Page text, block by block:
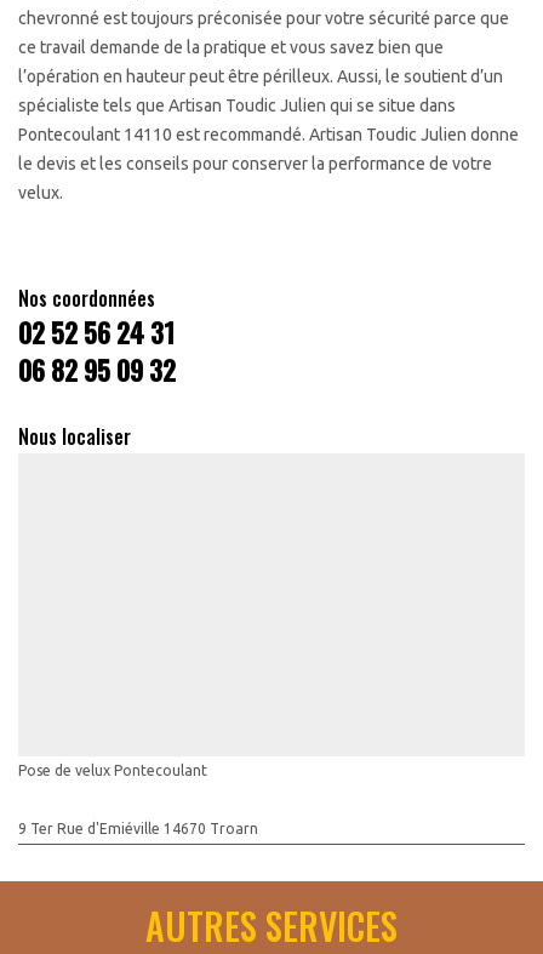
chevronné est toujours préconisée pour votre sécurité parce que
ce travail demande de la pratique et vous savez bien que
l’opération en hauteur peut être périlleux. Aussi, le soutient d’un
spécialiste tels que Artisan Toudic Julien qui se situe dans
Pontecoulant 14110 est recommandé. Artisan Toudic Julien donne
le devis et les conseils pour conserver la performance de votre
velux.
Nos coordonnées
02 52 56 24 31
06 82 95 09 32
Nous localiser
Pose de velux Pontecoulant
9 Ter Rue d'Emiéville 14670 Troarn
AUTRES SERVICES